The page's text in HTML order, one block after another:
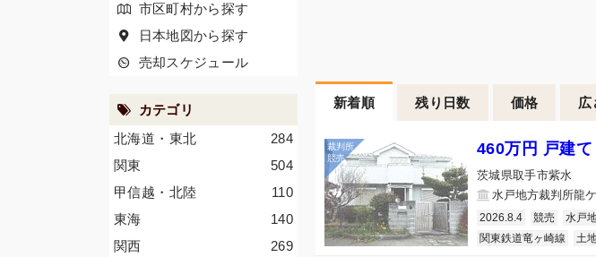
新着順 残り日数 価格 広
460万円 戸建て
茨城県取手市紫水
水戸地方裁判所龍
2026.8.4 競売 水戸
関東鉄道竜ヶ崎線
土
市区町村から探す
日本地図から探す
売却スケジュール
カテゴリ
284
北海道・東北
504
関東
110
甲信越・北陸
140
東海
269
関西